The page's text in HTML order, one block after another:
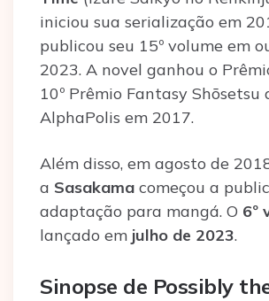
iniciou sua serialização em
publicou seu 15º volume em
2023. A novel ganhou o
10º Prêmio Fantasy Shōsetsu
AlphaPolis em 2017.
Além disso, em agosto de
a Sasakama começou a
adaptação para mangá. O 6º
lançado em julho de 2023.
Sinopse de Possibly